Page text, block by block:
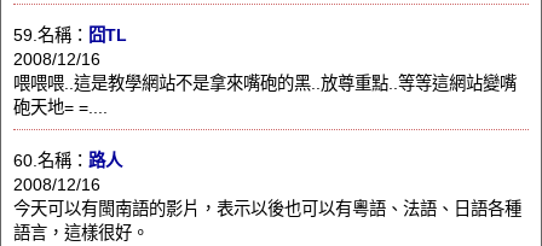
59.名稱： 囧TL
2008/12/16
喂喂喂..這是教學網站不是拿來嘴砲的黑..放尊重點..等等這網站變嘴
砲天地= =....
60.名稱： 路人
2008/12/16
今天可以有閩南語的影片，表示以後也可以有粵語、法語、日語各種
語言，這樣很好。